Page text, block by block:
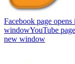
Facebook page
windowYouTube
new window